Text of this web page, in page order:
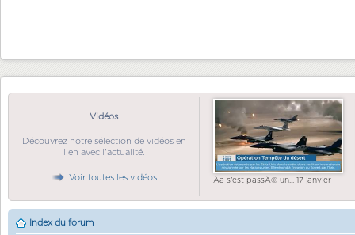
Vidéos
Découvrez notre sélection de vidéos en
lien avec l'actualité.
Voir toutes les vidéos Ãa s'est passÃ© un... 17 janvier
Index du forum